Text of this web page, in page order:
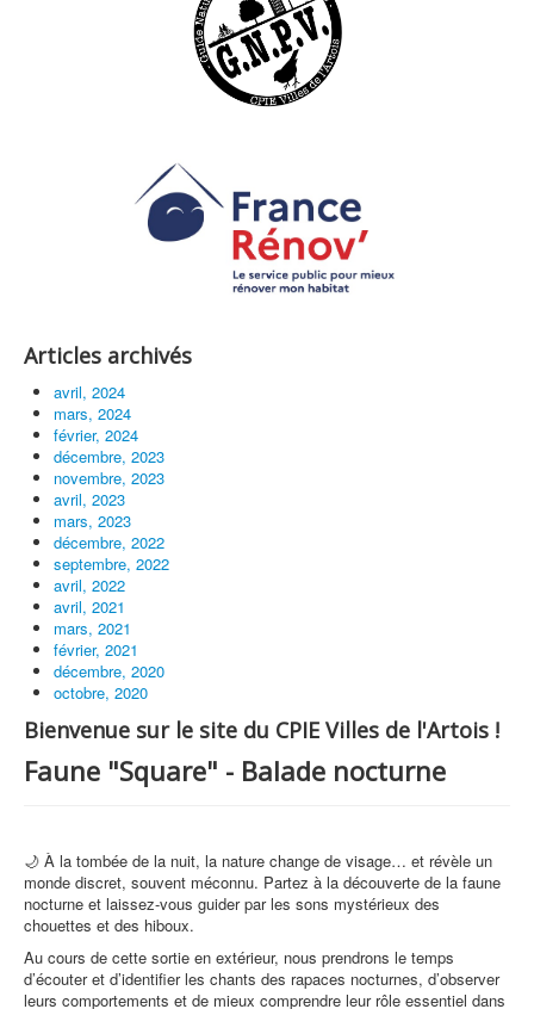
Articles archivés
avril, 2024
mars, 2024
février, 2024
décembre, 2023
novembre, 2023
avril, 2023
mars, 2023
décembre, 2022
septembre, 2022
avril, 2022
avril, 2021
mars, 2021
février, 2021
décembre, 2020
octobre, 2020
Bienvenue sur le site du CPIE Villes de l'Artois !
Faune "Square" - Balade nocturne
🌙 À la tombée de la nuit, la nature change de visage… et révèle un
monde discret, souvent méconnu. Partez à la découverte de la faune
nocturne et laissez-vous guider par les sons mystérieux des
chouettes et des hiboux.
Au cours de cette sortie en extérieur, nous prendrons le temps
d’écouter et d’identifier les chants des rapaces nocturnes, d’observer
leurs comportements et de mieux comprendre leur rôle essentiel dans